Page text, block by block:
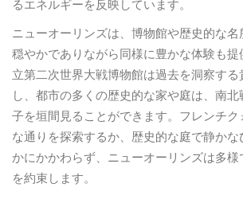
るエネルギーを反映しています。
ニューオーリンズは、博物館や歴史的な名
穏やかでありながら同様に豊かな体験も提
立第二次世界大戦博物館は過去を洞察す
し、都市の多くの歴史的な家や庭は、南
子を垣間見ることができます。フレンチ
な通りを探索するか、歴史的な庭で静か
かにかかわらず、ニューオーリンズは多
を約束します。